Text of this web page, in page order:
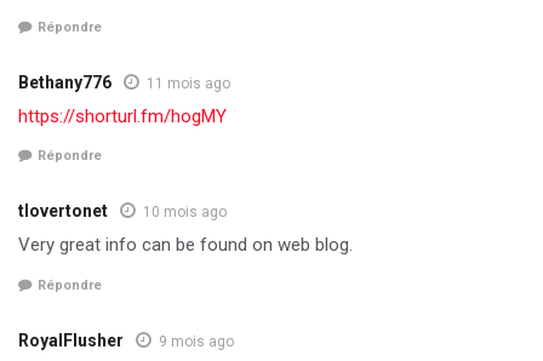
Répondre
Bethany776 11 mois ago
https://shorturl.fm/hogMY
Répondre
tlovertonet 10 mois ago
Very great info can be found on web blog.
Répondre
RoyalFlusher 9 mois ago